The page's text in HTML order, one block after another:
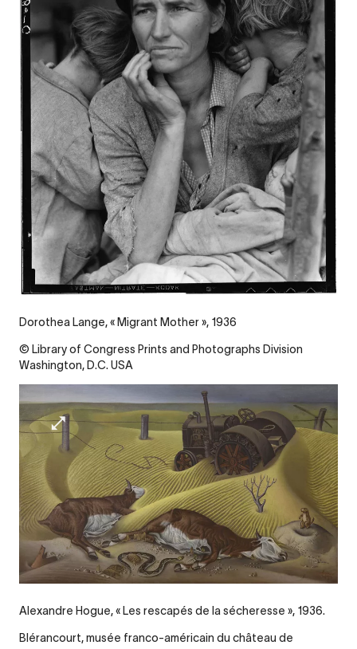
Dorothea Lange, « Migrant Mother », 1936
© Library of Congress Prints and Photographs Division
Washington, D.C. USA
Alexandre Hogue, « Les rescapés de la sécheresse », 1936.
Blérancourt, musée franco-américain du château de